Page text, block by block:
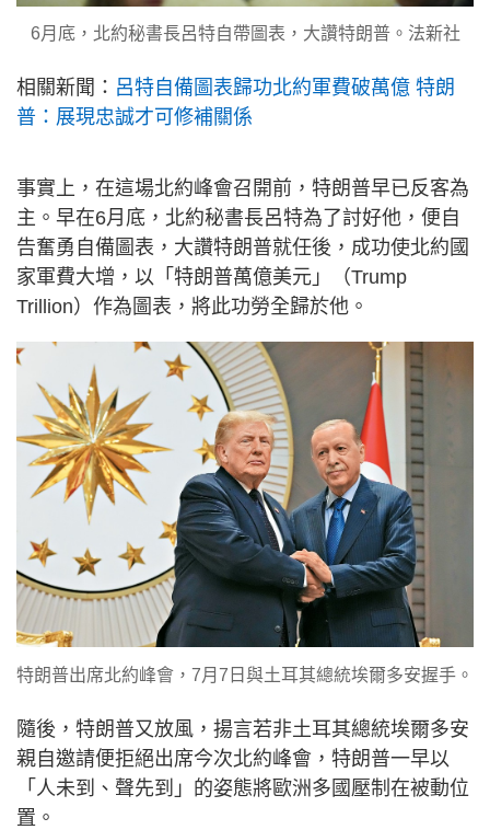
6月底，北約秘書長呂特自帶圖表，大讚特朗普。法新社
相關新聞： 呂特自備圖表歸功北約軍費破萬億 特朗
普：展現忠誠才可修補關係
事實上，在這場北約峰會召開前，特朗普早已反客為
主。早在6月底，北約秘書長呂特為了討好他，便自
告奮勇自備圖表，大讚特朗普就任後，成功使北約國
家軍費大增，以「特朗普萬億美元」（Trump
Trillion）作為圖表，將此功勞全歸於他。
特朗普出席北約峰會，7月7日與土耳其總統埃爾多安握手。
隨後，特朗普又放風，揚言若非土耳其總統埃爾多安
親自邀請便拒絕出席今次北約峰會，特朗普一早以
「人未到、聲先到」的姿態將歐洲多國壓制在被動位
置。